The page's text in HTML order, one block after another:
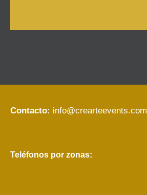
Contacto: info@crearteevents.com
Teléfonos por zonas: